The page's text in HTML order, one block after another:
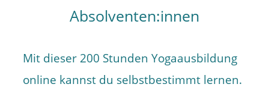
Absolventen:innen
Mit dieser 200 Stunden Yogaausbildung
online kannst du selbstbestimmt lernen.